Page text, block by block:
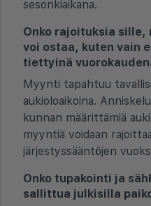
sesonkiaikana.
Onko rajoituksia sille,
voi ostaa, kuten vain
tiettyinä
Myynti tapahtuu
aukioloaikoina.
kunnan määrittämiä
myyntiä voidaan
järjestyssääntöjen
Onko tupakointi ja
sallittua julkisilla